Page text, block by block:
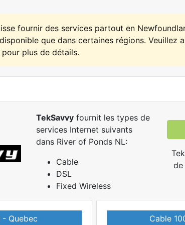
fournir des services partout en
que dans certaines régions. Veuillez
plus de détails.
TekSavvyfournit les types de
services Internet suivants
dans River of Ponds NL:
Cable
DSL
Fixed Wireless
de
- Quebec Cable